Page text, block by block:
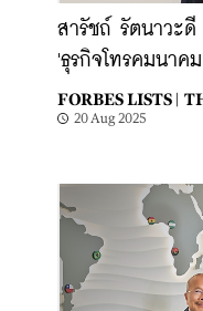
สารัชถ์ รัตนาวะ
'ธุรกิจโทรคมนาคม'
FORBES LISTS |
20 Aug 2025